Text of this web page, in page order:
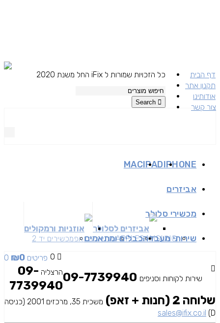
דף הבית
תקנון אתר
אודותינו
צור קשר
כל הזכויות שמורות ל iFix החל משנת 2020
IPHONE
IPAD
MAC
אביזרים
אביזרים לסלולר אוזניות ורמקולים
מכשירי סלולר
SAMSUNG
APPLEמכשירים זאפמכשירים יד 2 שירותי מעבדהכבלים ומתאמים
0 0 פריטים ₪0
Search
שירות לקוחות וסניפים
הרצליה 09-
7739940
שלוחה 2 (חנות + זאפ)
משכית 35, מרכזים 2001 (כניסה
D)
sales@ifix.co.il